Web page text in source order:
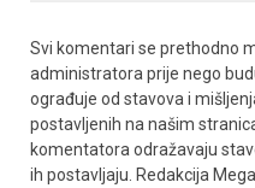
Svi komentari se prethodno
administratora prije nego
ograđuje od stavova i
postavljenih na našim
komentatora odražavaju
ih postavljaju. Redakcija